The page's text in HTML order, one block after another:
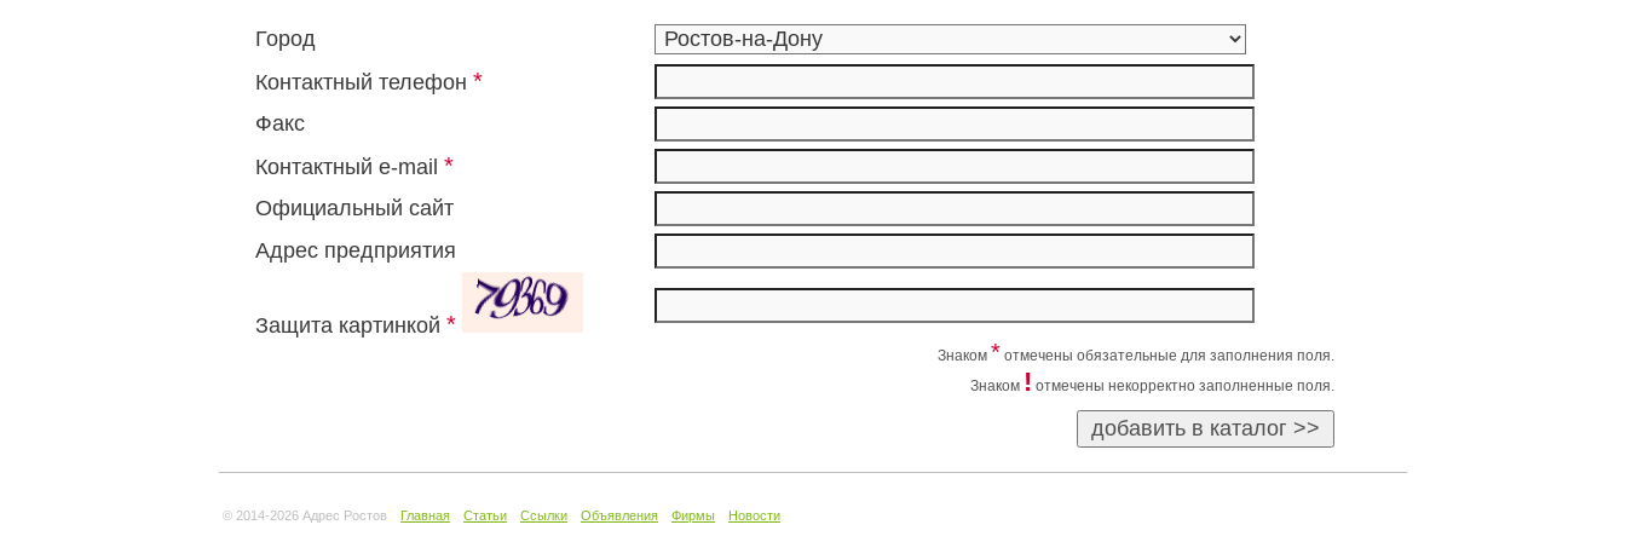
Город
Контактный телефон *
Факс
Контактный e-mail *
Официальный сайт
Адрес предприятия
Защита картинкой *
Знаком * отмечены обязательные для заполнения поля.
Знаком ! отмечены некорректно заполненные поля.
© 2014-2026 Адрес Ростов Главная Статьи Ссылки Объявления Фирмы Новости